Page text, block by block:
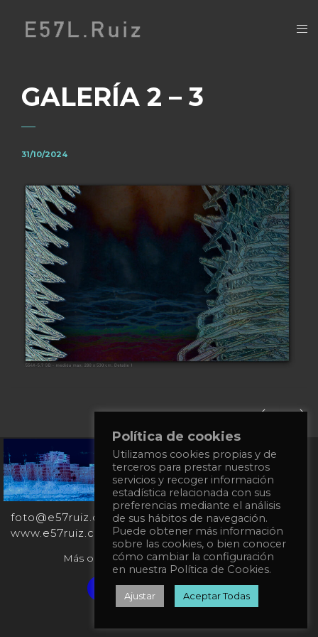
GALERÍA 2 – 3
31/10/2024
+34
651
862
863
foto@e57ruiz.com
www.e57ruiz.com
Más obras en la galería virtual Singulart:
Verified artist on Singulart
Política de cookies
Utilizamos cookies propias y de
terceros para prestar nuestros
servicios y recoger información
estadística relacionada con sus
preferencias mediante el análisis
de sus hábitos de navegación.
Puede obtener más información
sobre las cookies, o bien conocer
cómo cambiar la configuración
en nuestra Política de Cookies.
Ajustar Aceptar Todas